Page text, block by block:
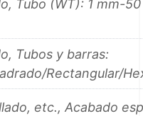
Tubo (WT): 1 mm-
Tubos y barras:
Rectangular/
etc., Acabado